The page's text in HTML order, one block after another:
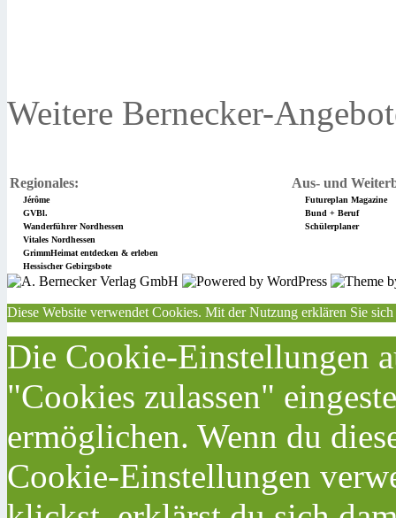
Weitere Bernecker-
Regionales: Aus- und
Jérôme
Futureplan Magazine
GVBl.
Bund + Beruf
Wanderführer Nordhessen
Schülerplaner
Vitales Nordhessen
GrimmHeimat entdecken & erleben
Hessischer Gebirgsbote
Diese Website verwendet Cookies. Mit der Nutzung erklären Sie
Die Cookie-Einstellungen
"Cookies zulassen"
ermöglichen. Wenn du
Cookie-Einstellungen